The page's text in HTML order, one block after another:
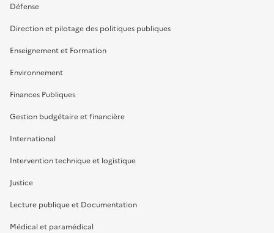
Défense
Direction et pilotage des politiques publiques
Enseignement et Formation
Environnement
Finances Publiques
Gestion budgétaire et financière
International
Intervention technique et logistique
Justice
Lecture publique et Documentation
Médical et paramédical